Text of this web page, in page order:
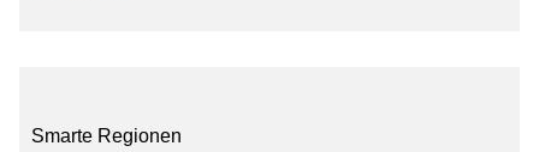
Smarte Regionen